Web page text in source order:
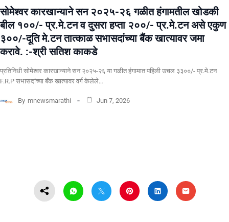
सोमेश्वर कारखान्याने सन २०२५-२६ गळीत हंगामतील खोडकी
बील १००/- प्र.मे.टन व दुसरा हप्ता २००/- प्र.मे.टन असे एकुण
३००/-दूति मे.टन तात्काळ सभासदांच्या बैंक खात्यावर जमा
करावे. :-श्री सतिश काकडे
प्रतिनिधी सोमेश्वर कारखान्याने सन २०२५-२६ या गळीत हंगामात पहिली उचल ३३००/- प्र.मे.टन
F.R.P सभासदांच्या बँक खात्यावर वर्ग केलेले…
By mnewsmarathi Jun 7, 2026